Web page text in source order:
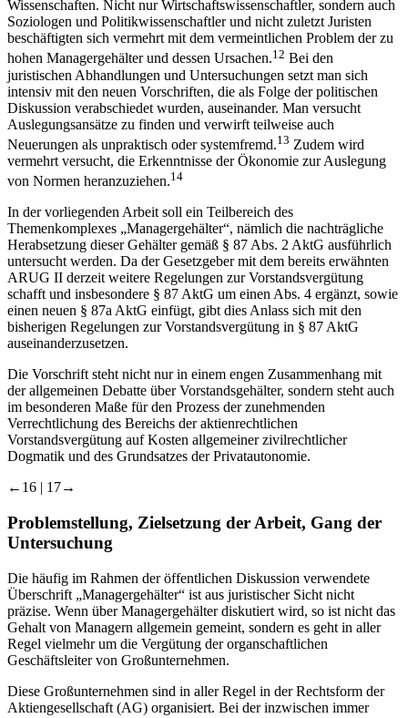
Neben der öffentlichen, politischen Diskussion rückte das Thema
der Managervergütung vermehrt auch in den Fokus der
Wissenschaften. Nicht nur Wirtschaftswissenschaftler, sondern auch
Soziologen und Politikwissenschaftler und nicht zuletzt Juristen
beschäftigten sich vermehrt mit dem vermeintlichen Problem der zu
hohen Managergehälter und dessen Ursachen.12Bei den
juristischen Abhandlungen und Untersuchungen setzt man sich
intensiv mit den neuen Vorschriften, die als Folge der politischen
Diskussion verabschiedet wurden, auseinander. Man versucht
Auslegungsansätze zu finden und verwirft teilweise auch
vermehrt versucht, die Erkenntnisse der Ökonomie zur Auslegung
von Normen heranzuziehen.14
In der vorliegenden Arbeit soll ein Teilbereich des
Themenkomplexes „Managergehälter “, nämlich die nachträgliche
Herabsetzung dieser Gehälter gemäß § 87 Abs. 2 AktG ausführlich
untersucht werden. Da der Gesetzgeber mit dem bereits erwähnten
ARUG IIderzeit weitere Regelungen zur Vorstandsvergütung
schafft und insbesondere § 87 AktG um einen Abs. 4 ergänzt, sowie
bisherigen Regelungen zur Vorstandsvergütung in § 87 AktG
auseinanderzusetzen.
Die Vorschrift steht nicht nur in einem engen Zusammenhang mit
der allgemeinen Debatte über Vorstandsgehälter, sondern steht auch
im besonderen Maße für den Prozess der zunehmenden
Vorstandsvergütung auf Kosten allgemeiner zivilrechtlicher
←16 |
17→
Problemstellung, Zielsetzung der Arbeit, Gang der
Untersuchung
Die häufig im Rahmen der öffentlichen Diskussion verwendete
Überschrift „Managergehälter“ ist aus juristischer Sicht nicht
präzise. Wenn über Managergehälter diskutiert wird, so ist nicht das
Regel vielmehr um die Vergütung der organschaftlichen
Geschäftsleiter von Großunternehmen.